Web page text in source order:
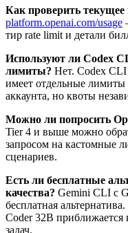
Как проверить текущее
platform.openai.com/usage
тир rate limit и детали
Используют ли Codex
лимиты? Нет. Codex CLI
имеет отдельные лимиты
аккаунта, но квоты
Можно ли попросить
Tier 4 и выше можно
запросом на кастомные
сценариев.
Есть ли бесплатные
качества? Gemini CLI с
бесплатная
Coder 32B
задач.